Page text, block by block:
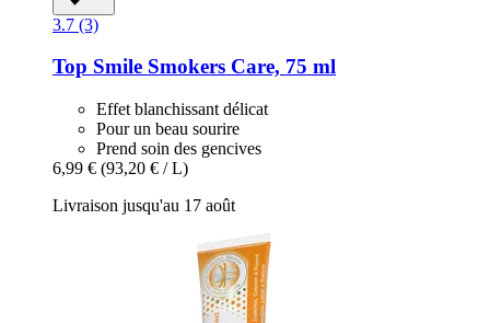
3.7 (3)
Top Smile Smokers Care, 75 ml
Effet blanchissant délicat
Pour un beau sourire
Prend soin des gencives
6,99 € (93,20 € / L)
Livraison jusqu'au 17 août